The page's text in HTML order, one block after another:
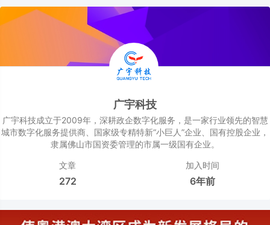
广宇科技
广宇科技成立于2009年，深耕政企数字化服务，是一家行业领先的智慧
城市数字化服务提供商、国家级专精特新“小巨人”企业、国有控股企业，
隶属佛山市国资委管理的市属一级国有企业。
文章
272
加入时间
6年前